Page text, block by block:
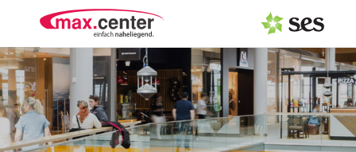
PRESSEAUSSENDUNGEN
Center & Marken
Events